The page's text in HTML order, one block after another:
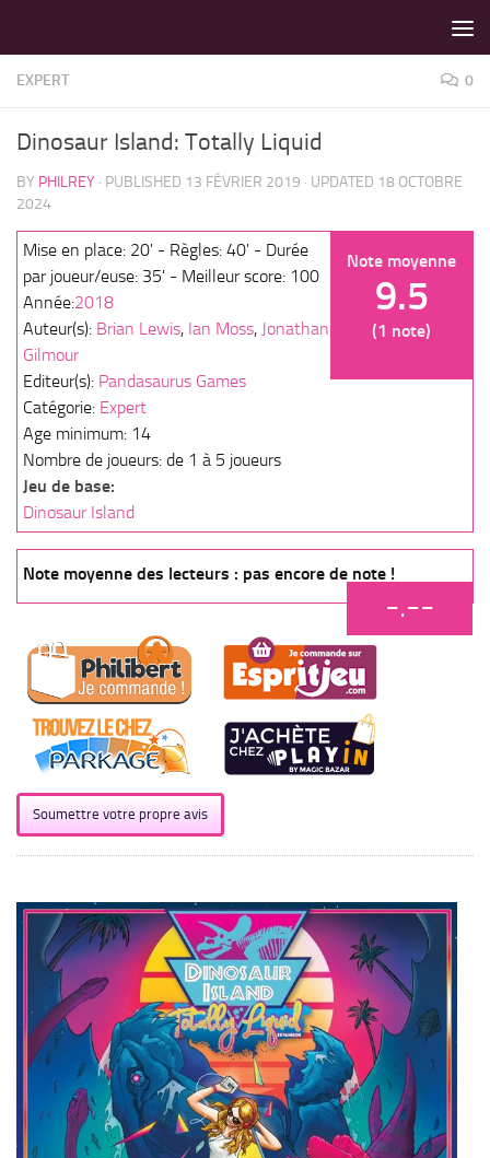
EXPERT 0
Dinosaur Island: Totally Liquid
BY PHILREY · PUBLISHED 13 FÉVRIER 2019 · UPDATED 18 OCTOBRE
2024
Note moyenne
9.5
(1 note)
Mise en place: 20' - Règles: 40' - Durée
par joueur/euse: 35' - Meilleur score: 100
Année:2018
Auteur(s): Brian Lewis, Ian Moss, Jonathan
Gilmour
Editeur(s): Pandasaurus Games
Catégorie: Expert
Age minimum: 14
Nombre de joueurs: de 1 à 5 joueurs
Jeu de base:
Dinosaur Island
Note moyenne des lecteurs : pas encore de note !
-.--
Soumettre votre propre avis